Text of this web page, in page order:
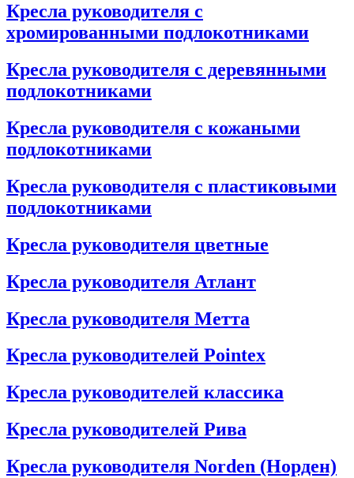
Кресла руководителя с
хромированными подлокотниками
Кресла руководителя с деревянными
подлокотниками
Кресла руководителя с кожаными
подлокотниками
Кресла руководителя с пластиковыми
подлокотниками
Кресла руководителя цветные
Кресла руководителя Атлант
Кресла рyководителя Метта
Кресла руководителей Pointex
Кресла руководителей классика
Кресла руководителей Рива
Кресла руководителя Norden (Норден)